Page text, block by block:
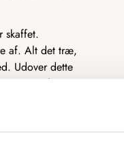
skaffet.
af. Alt det træ,
Udover dette
er et tyndt
da det
som
bliver lavet